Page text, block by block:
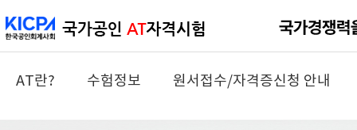
AT란? 수험정보 원서접수/자격증신청 안내